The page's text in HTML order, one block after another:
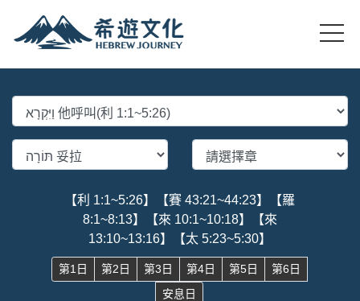
【利 1:1~5:26】 【賽 43:21~44:23】
【羅
8:1~8:13】
【來 10:1~10:18】
【來
13:10~13:16】
【太 5:23~5:30】
第1日 第2日 第3日 第4日 第5日
第6日
安息日